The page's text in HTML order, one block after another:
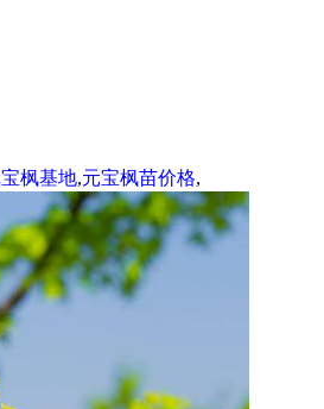
枫基地,元宝枫苗价格,